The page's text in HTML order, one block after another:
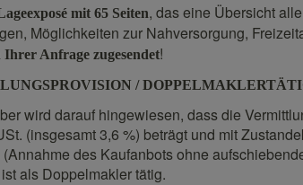
mit 65 Seiten, das eine Übersicht
Möglichkeiten zur Nahversorgung,
Ihrer Anfrage zugesendet!
/
wird darauf hingewiesen, dass die
(insgesamt 3,6 %) beträgt und mit
des Kaufanbots ohne
als Doppelmakler tätig.